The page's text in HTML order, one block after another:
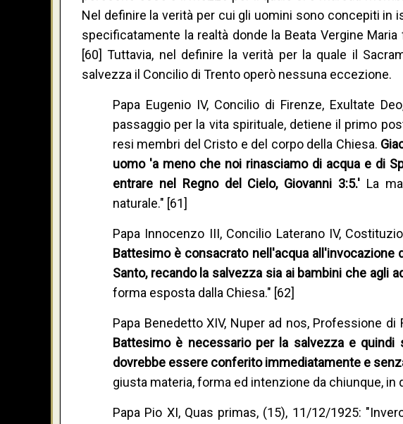
Nel definire la verità per cui gli uomini sono concepiti in
specificatamente la realtà donde la Beata Vergine
[60] Tuttavia, nel definire la verità per la quale il
salvezza il Concilio di Trento operò nessuna eccezione.
Papa Eugenio IV, Concilio di Firenze, Exultate
passaggio per la vita spirituale, detiene il primo
resi membri del Cristo e del corpo della Chiesa.
uomo 'a meno che noi rinasciamo di acqua e di
entrare nel Regno del Cielo, Giovanni 3:5.' La
naturale." [61]
Papa Innocenzo III, Concilio Laterano IV,
Battesimo è consacrato nell'acqua all'invocazione
Santo, recando la salvezza sia ai bambini che agli
forma esposta dalla Chiesa." [62]
Papa Benedetto XIV, Nuper ad nos, Professione di
Battesimo è necessario per la salvezza e
dovrebbe essere conferito immediatamente e
giusta materia, forma ed intenzione da chiunque, in
Papa Pio XI, Quas primas, (15), 11/12/1925: